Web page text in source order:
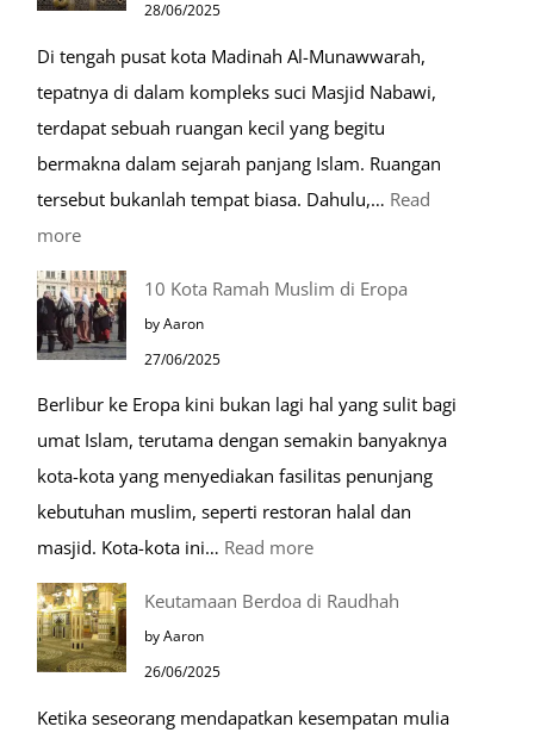
Sehari-
hari
28/06/2025
Di tengah pusat kota Madinah Al-Munawwarah,
tepatnya di dalam kompleks suci Masjid Nabawi,
terdapat sebuah ruangan kecil yang begitu
bermakna dalam sejarah panjang Islam. Ruangan
tersebut bukanlah tempat biasa. Dahulu,… Read
more:
Tiga
Makam
Mulia
Masjid
Nabawi
10 Kota Ramah Muslim di Eropa
by Aaron
27/06/2025
Berlibur ke Eropa kini bukan lagi hal yang sulit bagi
umat Islam, terutama dengan semakin banyaknya
kota-kota yang menyediakan fasilitas penunjang
kebutuhan muslim, seperti restoran halal dan
masjid. Kota-kota ini… Read more:
di
Keutamaan Berdoa di Raudhah
by Aaron
26/06/2025
Ketika seseorang mendapatkan kesempatan mulia